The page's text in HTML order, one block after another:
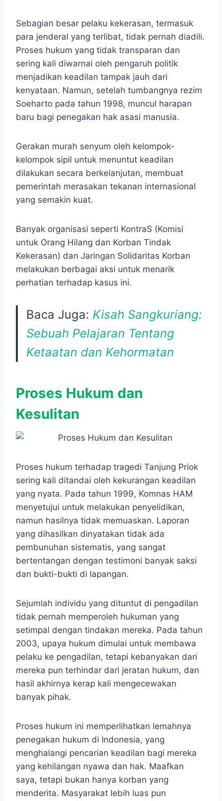
Sebagian besar pelaku kekerasan, termasuk
para jenderal yang terlibat, tidak pernah diadili.
Proses hukum yang tidak transparan dan
sering kali diwarnai oleh pengaruh politik
menjadikan keadilan tampak jauh dari
kenyataan. Namun, setelah tumbangnya rezim
Soeharto pada tahun 1998, muncul harapan
baru bagi penegakan hak asasi manusia.
Gerakan murah senyum oleh kelompok-
kelompok sipil untuk menuntut keadilan
dilakukan secara berkelanjutan, membuat
pemerintah merasakan tekanan internasional
yang semakin kuat.
Banyak organisasi seperti KontraS (Komisi
untuk Orang Hilang dan Korban Tindak
Kekerasan) dan Jaringan Solidaritas Korban
melakukan berbagai aksi untuk menarik
perhatian terhadap kasus ini.
Baca Juga: Kisah Sangkuriang:
Sebuah Pelajaran Tentang
Ketaatan dan Kehormatan
Proses Hukum dan
Kesulitan
Proses hukum terhadap tragedi Tanjung Priok
sering kali ditandai oleh kekurangan keadilan
yang nyata. Pada tahun 1999, Komnas HAM
menyetujui untuk melakukan penyelidikan,
namun hasilnya tidak memuaskan. Laporan
yang dihasilkan dinyatakan tidak ada
pembunuhan sistematis, yang sangat
bertentangan dengan testimoni banyak saksi
dan bukti-bukti di lapangan.
Sejumlah individu yang dituntut di pengadilan
tidak pernah memperoleh hukuman yang
setimpal dengan tindakan mereka. Pada tahun
2003, upaya hukum dimulai untuk membawa
pelaku ke pengadilan, tetapi kebanyakan dari
mereka pun terhindar dari jeratan hukum, dan
hasil akhirnya kerap kali mengecewakan
banyak pihak.
Proses hukum ini memperlihatkan lemahnya
penegakan hukum di Indonesia, yang
menghalangi pencarian keadilan bagi mereka
yang kehilangan nyawa dan hak. Maafkan
saya, tetapi bukan hanya korban yang
menderita. Masyarakat lebih luas pun